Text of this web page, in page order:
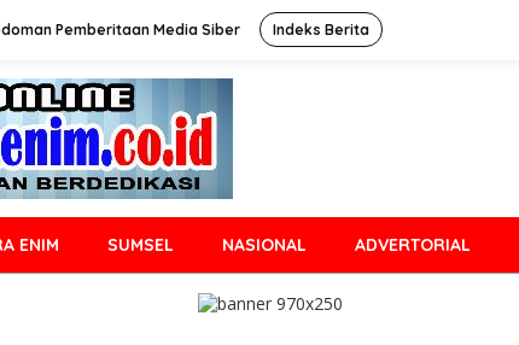
Pemberitaan Media Siber Indeks Berita
ENIM SUMSEL NASIONAL ADVERTORIAL